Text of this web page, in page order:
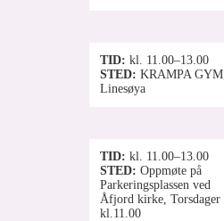
TID kl. 11.00–13.00
STED KRAMPA GYM,
Linesøya
TID kl. 11.00–13.00
STED Oppmøte på
Parkeringsplassen ved
Åfjord kirke, Torsdager
kl.11.00